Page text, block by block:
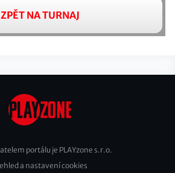
ZPĚT NA TURNAJ
portálu je PLAYzone s.r.o.
a nastavení cookies